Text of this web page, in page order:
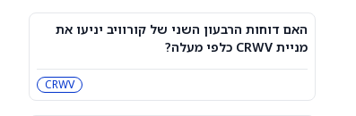
מניית מעקב? ג'פריס גרופ שוקלת את
הספקולציות על מיזוג בין SpaceX
לטסלה
3 תעודות הסל הטובות ביותר להשקעה,
האם דוחות הרבעון השני של קורוויב יניעו את
מניית CRWV כלפי מעלה?
CRWV